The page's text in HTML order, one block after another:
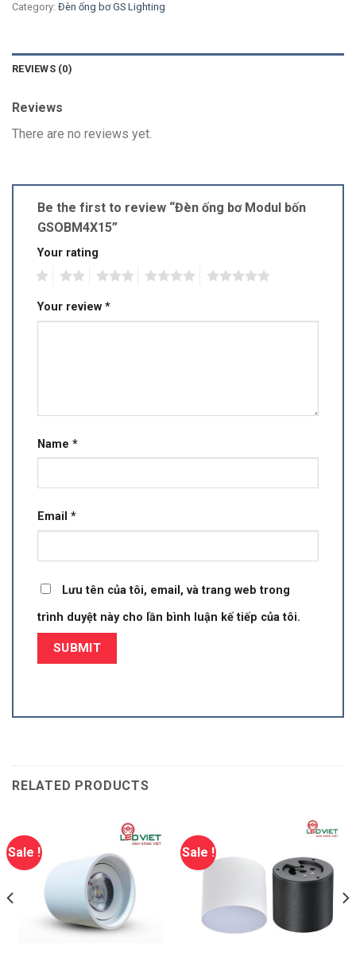
Category: Đèn ống bơ GS Lighting
REVIEWS (0)
Reviews
There are no reviews yet.
Be the first to review “Đèn ống bơ Modul bốn
GSOBM4X15”
Your rating
Your review *
Name *
Email *
Lưu tên của tôi, email, và trang web trong
trình duyệt này cho lần bình luận kế tiếp của tôi.
RELATED PRODUCTS
Sale ! Sale !